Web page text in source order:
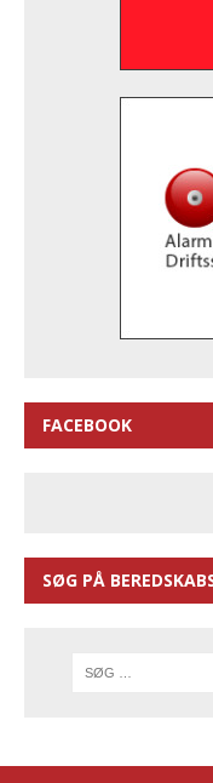
FACEBOOK
SØG PÅ